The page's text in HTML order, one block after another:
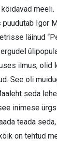
meeli.
Igor
läinud
ilmus, olid
See oli
seda
inimese
teada
on tehtud